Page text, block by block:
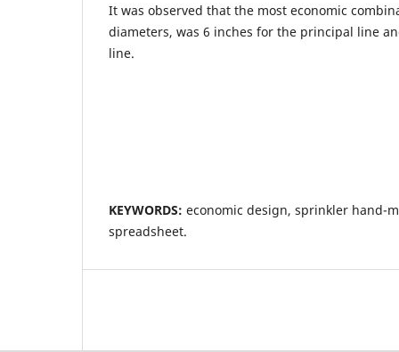
It was observed that the most economic
diameters, was 6 inches for the principal line
line.
KEYWORDS: economic design, sprinkler hand-
spreadsheet.